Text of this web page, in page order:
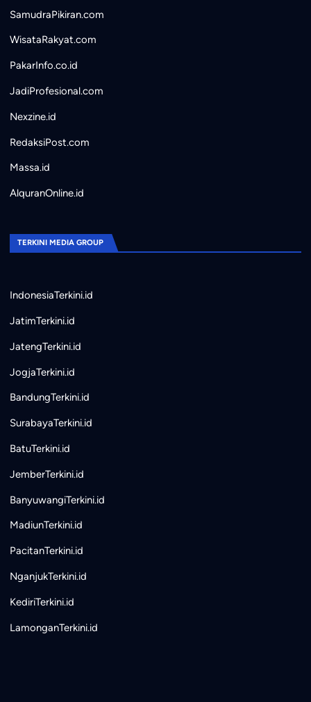
SamudraPikiran.com
WisataRakyat.com
PakarInfo.co.id
JadiProfesional.com
Nexzine.id
RedaksiPost.com
Massa.id
AlquranOnline.id
TERKINI MEDIA GROUP
IndonesiaTerkini.id
JatimTerkini.id
JatengTerkini.id
JogjaTerkini.id
BandungTerkini.id
SurabayaTerkini.id
BatuTerkini.id
JemberTerkini.id
BanyuwangiTerkini.id
MadiunTerkini.id
PacitanTerkini.id
NganjukTerkini.id
KediriTerkini.id
LamonganTerkini.id